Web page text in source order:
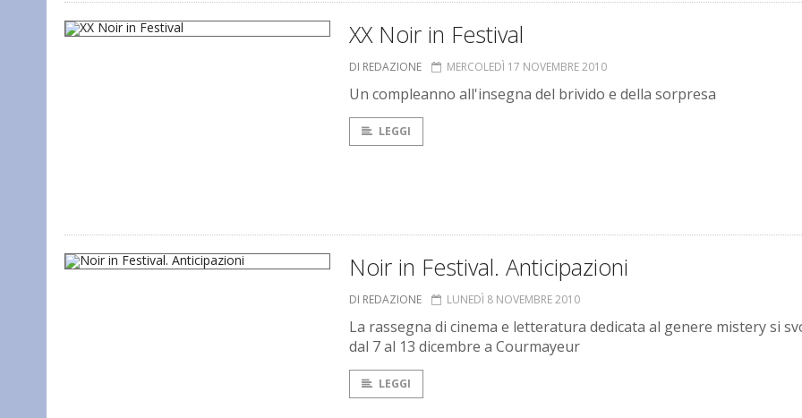
XX Noir in Festival
DI REDAZIONE MERCOLEDÌ 17 NOVEMBRE 2010
Un compleanno all'insegna del brivido e della sorpresa
LEGGI
Noir in Festival. Anticipazioni
DI REDAZIONE LUNEDÌ 8 NOVEMBRE 2010
La rassegna di cinema e letteratura dedicata al genere mistery si
dal 7 al 13 dicembre a Courmayeur
LEGGI